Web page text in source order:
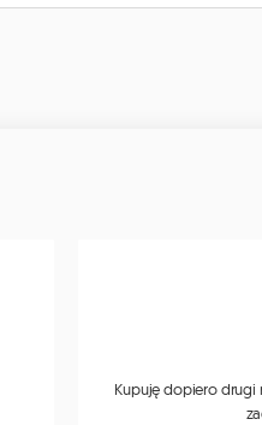
Kupuję dopiero drugi